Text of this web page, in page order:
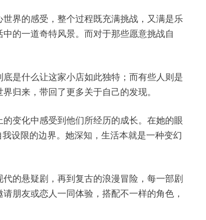
界的感受，整个过程既充满挑战，又满是乐
的一道奇特风景。而对于那些愿意挑战自
是什么让这家小店如此独特；而有些人则是
归来，带回了更多关于自己的发现。
变化中感受到他们所经历的成长。在她的眼
设限的边界。她深知，生活本就是一种变幻
的悬疑剧，再到复古的浪漫冒险，每一部剧
朋友或恋人一同体验，搭配不一样的角色，